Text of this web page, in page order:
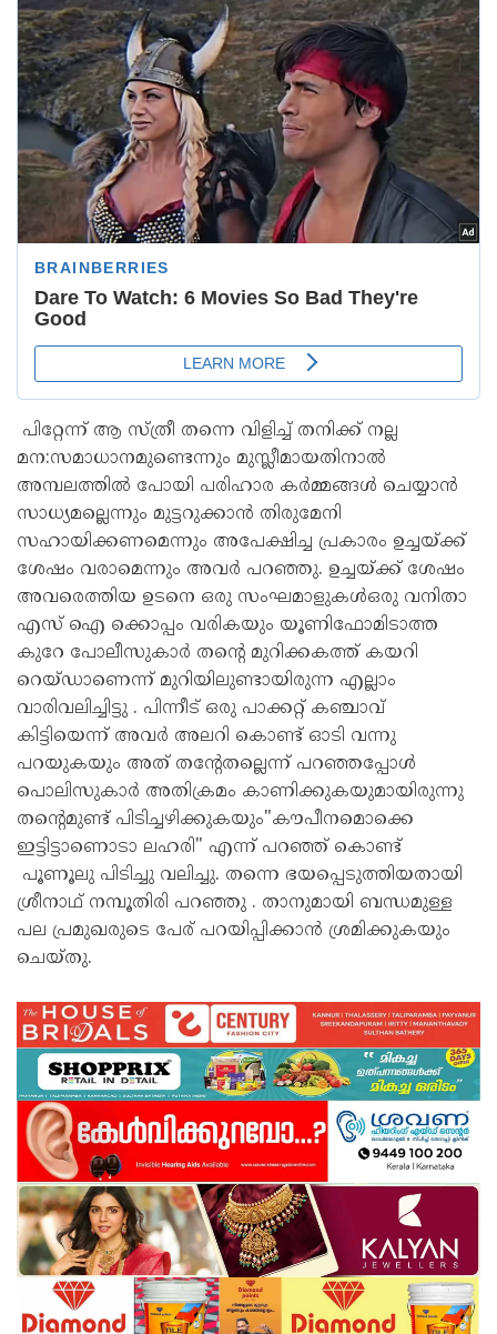
പിറ്റേന്ന് ആ സ്ത്രീ തന്നെ വിളിച്ച് തനിക്ക് നല്ല
മന:സമാധാനമുണ്ടെന്നും മുസ്ലീമായതിനാൽ
അമ്പലത്തിൽ പോയി പരിഹാര കർമ്മങ്ങൾ ചെയ്യാൻ
സാധ്യമല്ലെന്നും മുട്ടറുക്കാൻ തിരുമേനി
സഹായിക്കണമെന്നും അപേക്ഷിച്ച പ്രകാരം ഉച്ചയ്ക്ക്
ശേഷം വരാമെന്നും അവർ പറഞ്ഞു. ഉച്ചയ്ക്ക് ശേഷം
അവരെത്തിയ ഉടനെ ഒരു സംഘമാളുകൾഒരു വനിതാ
എസ് ഐ ക്കൊപ്പം വരികയും യൂണിഫോമിടാത്ത
കുറേ പോലീസുകാർ തന്റെ മുറിക്കകത്ത് കയറി
റെയ്ഡാണെന്ന് മുറിയിലുണ്ടായിരുന്ന എല്ലാം
വാരിവലിച്ചിട്ടു . പിന്നീട് ഒരു പാക്കറ്റ് കഞ്ചാവ്
കിട്ടിയെന്ന് അവർ അലറി കൊണ്ട് ഓടി വന്നു
പറയുകയും അത് തന്റേതല്ലെന്ന് പറഞ്ഞപ്പോൾ
പൊലിസുകാർ അതിക്രമം കാണിക്കുകയുമായിരുന്നു
തൻ്റെമുണ്ട് പിടിച്ചഴിക്കുകയും"കൗപീനമൊക്കെ
ഇട്ടിട്ടാണൊടാ ലഹരി" എന്ന് പറഞ്ഞ് കൊണ്ട്
പൂണൂലു പിടിച്ചു വലിച്ചു. തന്നെ ഭയപ്പെടുത്തിയതായി
ശ്രീനാഥ് നമ്പൂതിരി പറഞ്ഞു . താനുമായി ബന്ധമുള്ള
പല പ്രമുഖരുടെ പേര് പറയിപ്പിക്കാൻ ശ്രമിക്കുകയും
ചെയ്തു.